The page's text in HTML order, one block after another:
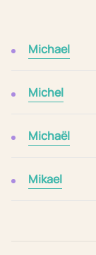
Michael
Michel
Michaël
Mikael